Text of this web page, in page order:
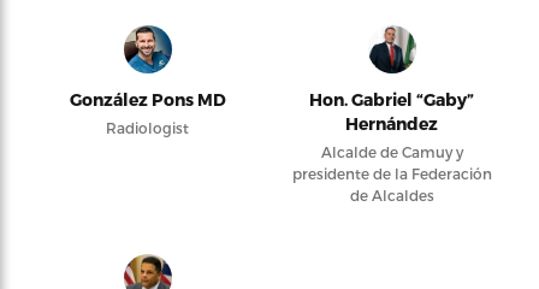
González Pons MD
Radiologist
Hon. Gabriel “Gaby”
Hernández
Alcalde de Camuy y
presidente de la Federación
de Alcaldes